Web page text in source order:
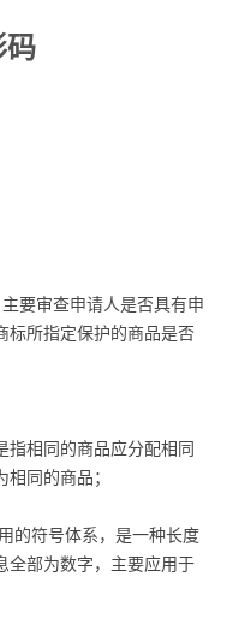
码
要审查申请人是否具有申
标所指定保护的商品是否
指相同的商品应分配相同
同的商品；
的符号体系，是一种长度
全部为数字，主要应用于